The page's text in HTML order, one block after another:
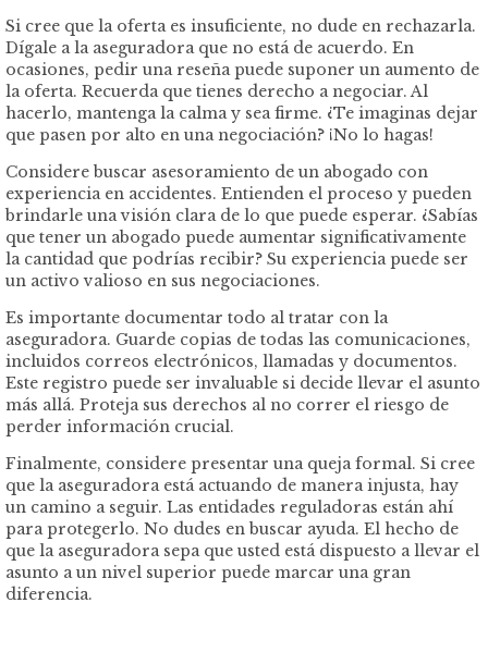
Si cree que la oferta es insuficiente, no dude en rechazarla.
Dígale a la aseguradora que no está de acuerdo. En
ocasiones, pedir una reseña puede suponer un aumento de
la oferta. Recuerda que tienes derecho a negociar. Al
hacerlo, mantenga la calma y sea firme. ¿Te imaginas dejar
que pasen por alto en una negociación? ¡No lo hagas!
Considere buscar asesoramiento de un abogado con
experiencia en accidentes. Entienden el proceso y pueden
brindarle una visión clara de lo que puede esperar. ¿Sabías
que tener un abogado puede aumentar significativamente
la cantidad que podrías recibir? Su experiencia puede ser
un activo valioso en sus negociaciones.
Es importante documentar todo al tratar con la
aseguradora. Guarde copias de todas las comunicaciones,
incluidos correos electrónicos, llamadas y documentos.
Este registro puede ser invaluable si decide llevar el asunto
más allá. Proteja sus derechos al no correr el riesgo de
perder información crucial.
Finalmente, considere presentar una queja formal. Si cree
que la aseguradora está actuando de manera injusta, hay
un camino a seguir. Las entidades reguladoras están ahí
para protegerlo. No dudes en buscar ayuda. El hecho de
que la aseguradora sepa que usted está dispuesto a llevar el
asunto a un nivel superior puede marcar una gran
diferencia.